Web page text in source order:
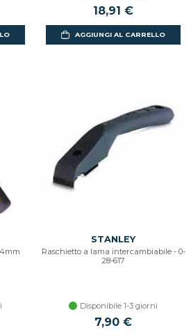
18,91 €
AGGIUNGI AL CARRELLO
STANLEY
Raschietto a lama intercambiabile - 0-
28-617
Disponibile 1-3 giorni
7,90 €